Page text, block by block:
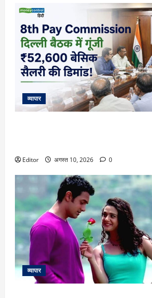
व्यापार
Editor अगस्त 10, 2026 0
व्यापार